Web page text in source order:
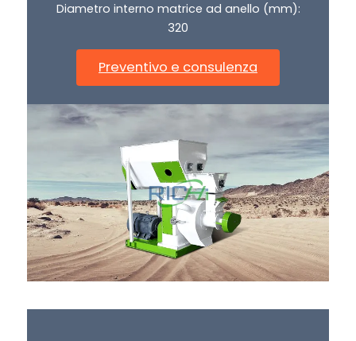
Diametro interno matrice ad anello (mm):
320
Preventivo e consulenza